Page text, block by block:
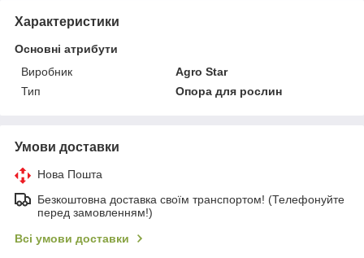
Характеристики
Основні атрибути
Виробник
Agro Star
Тип
Опора для рослин
Умови доставки
Нова Пошта
Безкоштовна доставка своїм транспортом! (Телефонуйте
перед замовленням!)
Всі умови доставки